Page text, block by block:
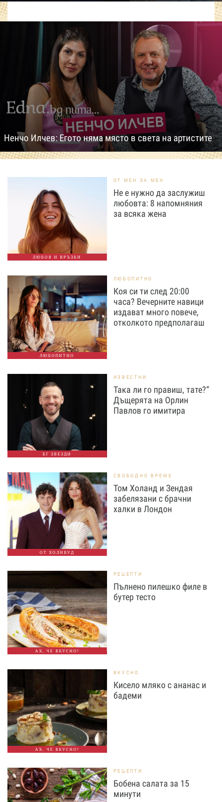
Ненчо Илчев: Егото няма място в света на артистите
ЛЮБОВ И ВРЪЗКИ
ОТ МЕН ЗА МЕН
Не е нужно да заслужиш
любовта: 8 напомняния
за всяка жена
ЛЮБОПИТНО
ЛЮБОПИТНО
Коя си ти след 20:00
часа? Вечерните навици
издават много повече,
отколкото предполагаш
БГ ЗВЕЗДИ
ИЗВЕСТНИ
Така ли го правиш, тате?“
Дъщерята на Орлин
Павлов го имитира
ОТ ХОЛИВУД
СВОБОДНО ВРЕМЕ
Том Холанд и Зендая
забелязани с брачни
халки в Лондон
АХ, ЧЕ ВКУСНО!
РЕЦЕПТИ
Пълнено пилешко филе в
бутер тесто
АХ, ЧЕ ВКУСНО!
ВКУСНО
Кисело мляко с ананас и
бадеми
РЕЦЕПТИ
Бобена салата за 15
минути